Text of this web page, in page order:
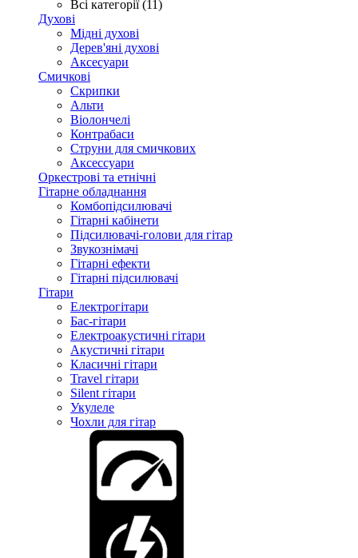
Всі категорії (11)
Духові
Мідні духові
Дерев'яні духові
Аксесуари
Смичкові
Скрипки
Альти
Віолончелі
Контрабаси
Струни для смичкових
Аксеcсуари
Оркестрові та етнічні
Гітарне обладнання
Комбопідсилювачі
Гітарні кабінети
Підсилювачі-голови для гітар
Звукознімачі
Гітарні ефекти
Гітарні підсилювачі
Гітари
Електрогітари
Бас-гітари
Електроакустичні гітари
Акустичні гітари
Класичні гітари
Travel гітари
Silent гітари
Укулеле
Чохли для гітар